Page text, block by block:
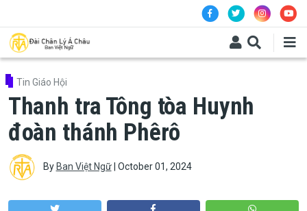
Tin Giáo Hội
Thanh tra Tông tòa Huynh
đoàn thánh Phêrô
By Ban Việt Ngữ| October 01, 2024